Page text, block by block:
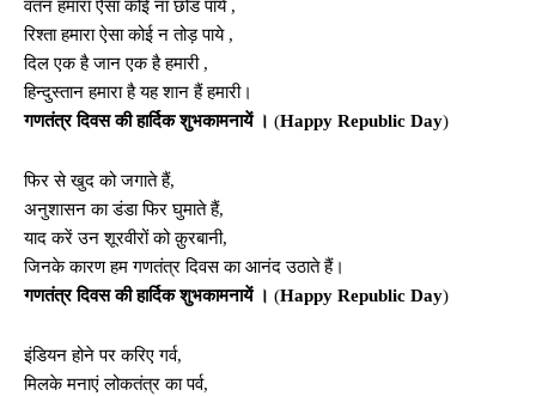
वतन हमारा ऐसा कोई ना छोड पाये ,
रिश्ता हमारा ऐसा कोई न तोड़ पाये ,
दिल एक है जान एक है हमारी ,
हिन्दुस्तान हमारा है यह शान हैं हमारी।
गणतंत्र दिवस की हार्दिक शुभकामनायें । (Happy Republic Day)
फिर से खुद को जगाते हैं,
अनुशासन का डंडा फिर घुमाते हैं,
याद करें उन शूरवीरों को क़ुरबानी,
जिनके कारण हम गणतंत्र दिवस का आनंद उठाते हैं।
गणतंत्र दिवस की हार्दिक शुभकामनायें । (Happy Republic Day)
इंडियन होने पर करिए गर्व,
मिलके मनाएं लोकतंत्र का पर्व,